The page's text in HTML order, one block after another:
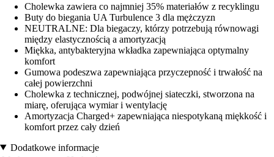
Cholewka zawiera co najmniej 35% materiałów z recyklingu
Buty do biegania UA Turbulence 3 dla mężczyzn
NEUTRALNE: Dla biegaczy, którzy potrzebują równowagi
między elastycznością a amortyzacją
Miękka, antybakteryjna wkładka zapewniająca optymalny
komfort
Gumowa podeszwa zapewniająca przyczepność i trwałość na
całej powierzchni
Cholewka z technicznej, podwójnej siateczki, stworzona na
miarę, oferująca wymiar i wentylację
Amortyzacja Charged+ zapewniająca niespotykaną miękkość i
komfort przez cały dzień
Dodatkowe informacje